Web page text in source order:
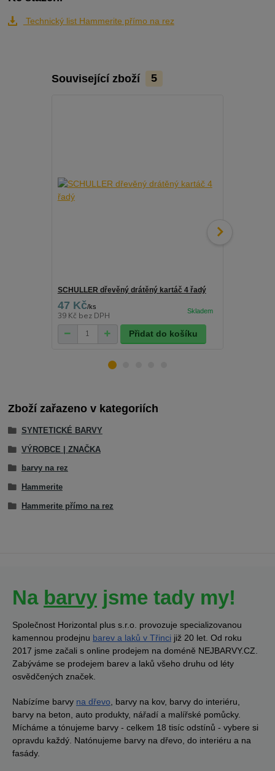
Technický list Hammerite přímo na rez
Související zboží 5
SCHULLER dřevěný drátěný kartáč 4 řadý
47 Kč/ks
39 Kč bez DPH
Přidat do košíku
Zboží zařazeno v kategoriích
SYNTETICKÉ BARVY
VÝROBCE | ZNAČKA
barvy na rez
Hammerite
Hammerite přímo na rez
Na barvy jsme tady my!
Společnost Horizontal plus s.r.o. provozuje specializovanou
kamennou prodejnu barev a laků v Třinci již 20 let. Od roku
2017 jsme začali s online prodejem na doméně NEJBARVY.CZ.
Zabýváme se prodejem barev a laků všeho druhu od léty
osvědčených značek.
Nabízíme barvy na dřevo, barvy na kov, barvy do interiéru,
barvy na beton, auto produkty, nářadí a malířské pomůcky.
Mícháme a tónujeme barvy - celkem 18 tisíc odstínů - vybere si
opravdu každý. Natónujeme barvy na dřevo, do interiéru a na
fasády.